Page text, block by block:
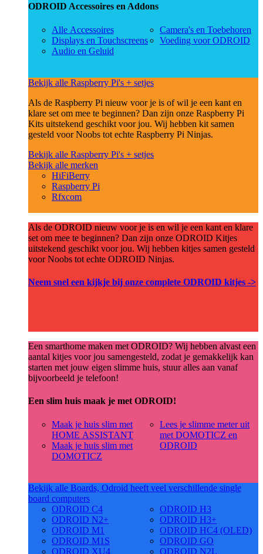
ODROID Accessoires en Addons
Alle Accessoires
Displays en Touchscreens
Audio en Geluid
Camera's en Toebehoren
Voeding voor ODROID
Bekijk alle Raspberry Pi's + setjes
Als de Raspberry Pi nieuw voor je is of wil je een kant en
klare set om mee te beginnen? Dan zijn onze Raspberry Pi
Kits uitstekend geschikt voor jou. Wij hebben kit samen
gesteld voor Noobs tot echte Raspberry Pi Ninjas.
Bekijk alle Raspberry Pi's + setjes
Bekijk alle merken
HiFiBerry
Raspberry Pi
Rfxcom
Als de ODROID nieuw voor je is en wil je een kant en klare
set om mee te beginnen? Dan zijn onze ODROID Kitjes
uitstekend geschikt voor jou. Wij hebben kitjes samen gesteld
voor Noobs tot echte ODROID Ninjas.
Neem snel een kijkje bij onze complete ODROID kitjes ->
Een smarthome maken met ODROID? Wij hebben alvast een
aantal kitjes voor jou samengesteld, zodat je gemakkelijk kan
starten met jouw eigen slimme huis, stuur alles aan vanaf
bijvoorbeeld je telefoon!
Een slim huis maak je met ODROID!
Maak je huis slim met
HOME ASSISTANT
Maak je huis slim met
DOMOTICZ
Lees je slimme meter uit
met DOMOTICZ en
ODROID
Bekijk alle Boards, Odroid heeft veel verschillende single
board computers
ODROID C4
ODROID N2+
ODROID M1
ODROID M1S
ODROID XU4
ODROID H3
ODROID H3+
ODROID HC4 (OLED)
ODROID GO
ODROID N2L